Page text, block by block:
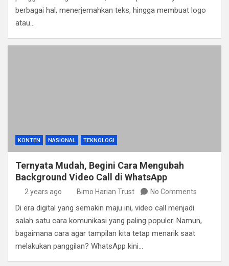
berbagai hal, menerjemahkan teks, hingga membuat logo
atau…
KONTEN NASIONAL TEKNOLOGI
Ternyata Mudah, Begini Cara Mengubah
Background Video Call di WhatsApp
2 years ago Bimo Harian Trust No Comments
Di era digital yang semakin maju ini, video call menjadi
salah satu cara komunikasi yang paling populer. Namun,
bagaimana cara agar tampilan kita tetap menarik saat
melakukan panggilan? WhatsApp kini…